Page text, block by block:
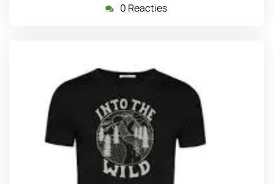
0 Reacties